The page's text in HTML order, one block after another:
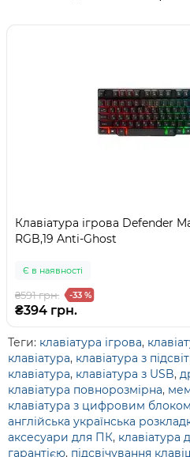
Клавіатура ігрова Defender
RGB,19 Anti-Ghost
Є в наявності
₴591 грн. -33 %
₴394 грн.
Теги: клавіатура ігрова,
клавіатура, клавіатура з
клавіатура, клавіатура з USB,
клавіатура повнорозмірна,
клавіатура з цифровим блоком
англійська українська
аксесуари для ПК, клавіатура
гарантією, підсвічування